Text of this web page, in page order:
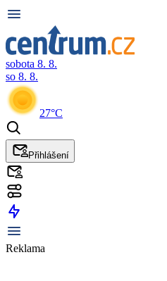
sobota 8. 8.
so 8. 8.
27°C
Přihlášení
Reklama